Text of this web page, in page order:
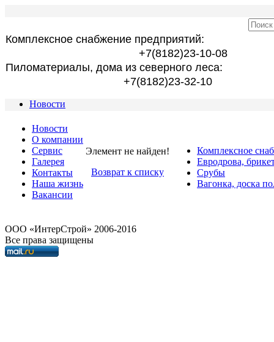
Комплексное снабжение предприятий:
+7(8182)23-10-08
Пиломатериалы, дома из северного леса:
+7(8182)23-32-10
Новости
Новости
О компании
Сервис
Галерея
Контакты
Наша жизнь
Вакансии
Элемент не найден!
Возврат к списку
Комплексное
Евродрова,
Срубы
Вагонка, доска
OOO «ИнтерСтрой» 2006-2016
Все права защищены